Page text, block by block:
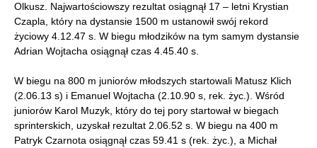
Olkusz. Najwartościowszy rezultat osiągnął 17 – letni Krystian
Czapla, który na dystansie 1500 m ustanowił swój rekord
życiowy 4.12.47 s. W biegu młodzików na tym samym dystansie
Adrian Wojtacha osiągnął czas 4.45.40 s.
W biegu na 800 m juniorów młodszych startowali Matusz Klich
(2.06.13 s) i Emanuel Wojtacha (2.10.90 s, rek. życ.). Wśród
juniorów Karol Muzyk, który do tej pory startował w biegach
sprinterskich, uzyskał rezultat 2.06.52 s. W biegu na 400 m
Patryk Czarnota osiągnął czas 59.41 s (rek. życ.), a Michał